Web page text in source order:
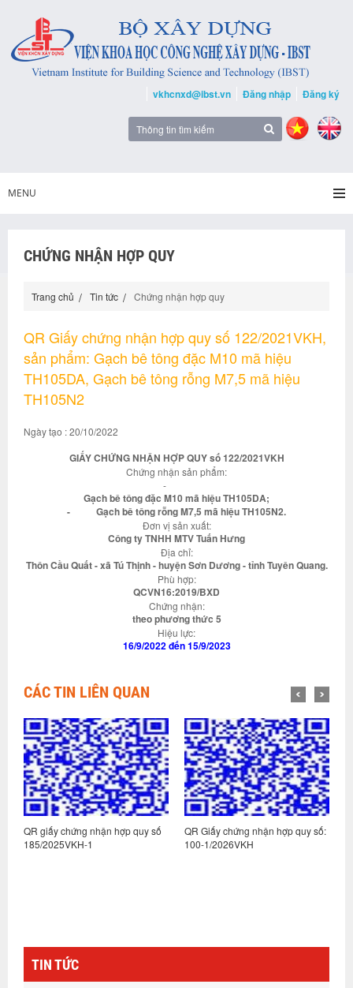
vkhcnxd@ibst.vn Đăng nhập Đăng ký
MENU
CHỨNG NHẬN HỢP QUY
Trang chủ Tin tức Chứng nhận hợp quy
QR Giấy chứng nhận hợp quy số 122/2021VKH,
sản phẩm: Gạch bê tông đặc M10 mã hiệu
TH105DA, Gạch bê tông rỗng M7,5 mã hiệu
TH105N2
Ngày tạo : 20/10/2022
GIẤY CHỨNG NHẬN HỢP QUY số 122/2021VKH
Chứng nhận sản phẩm:
-
Gạch bê tông đặc M10 mã hiệu TH105DA;
- Gạch bê tông rỗng M7,5 mã hiệu TH105N2.
Đơn vị sản xuất:
Công ty TNHH MTV Tuấn Hưng
Địa chỉ:
Thôn Cầu Quất - xã Tú Thịnh - huyện Sơn Dương - tỉnh Tuyên Quang.
Phù hợp:
QCVN16:2019/BXD
Chứng nhận:
theo phương thức 5
Hiệu lực:
16/9/2022 đến 15/9/2023
CÁC TIN LIÊN QUAN
QR giấy chứng nhận hợp quy số
185/2025VKH-1
QR Giấy chứng nhận hợp quy số:
100-1/2026VKH
TIN TỨC